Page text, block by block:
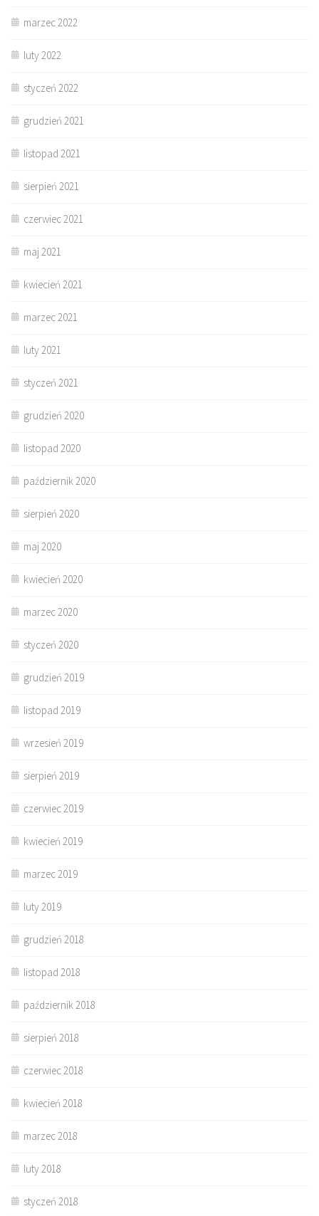
marzec 2022
luty 2022
styczeń 2022
grudzień 2021
listopad 2021
sierpień 2021
czerwiec 2021
maj 2021
kwiecień 2021
marzec 2021
luty 2021
styczeń 2021
grudzień 2020
listopad 2020
październik 2020
sierpień 2020
maj 2020
kwiecień 2020
marzec 2020
styczeń 2020
grudzień 2019
listopad 2019
wrzesień 2019
sierpień 2019
czerwiec 2019
kwiecień 2019
marzec 2019
luty 2019
grudzień 2018
listopad 2018
październik 2018
sierpień 2018
czerwiec 2018
kwiecień 2018
marzec 2018
luty 2018
styczeń 2018